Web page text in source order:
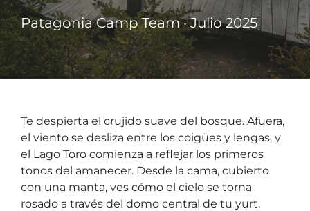
Patagonia Camp Team · Julio 2025
Te despierta el crujido suave del bosque. Afuera,
el viento se desliza entre los coigües y lengas, y
el Lago Toro comienza a reflejar los primeros
tonos del amanecer. Desde la cama, cubierto
con una manta, ves cómo el cielo se torna
rosado a través del domo central de tu yurt.